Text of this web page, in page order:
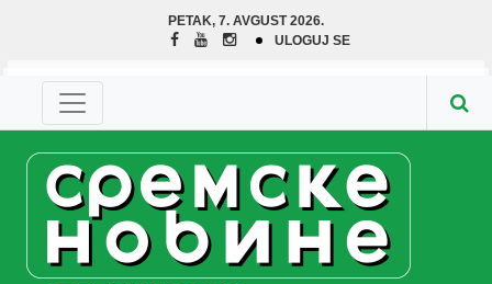
PETAK, 7. AVGUST 2026.
ULOGUJ SE